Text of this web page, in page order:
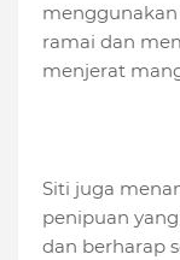
ramai dan
menjerat
Siti juga
penipuan
dan berharap